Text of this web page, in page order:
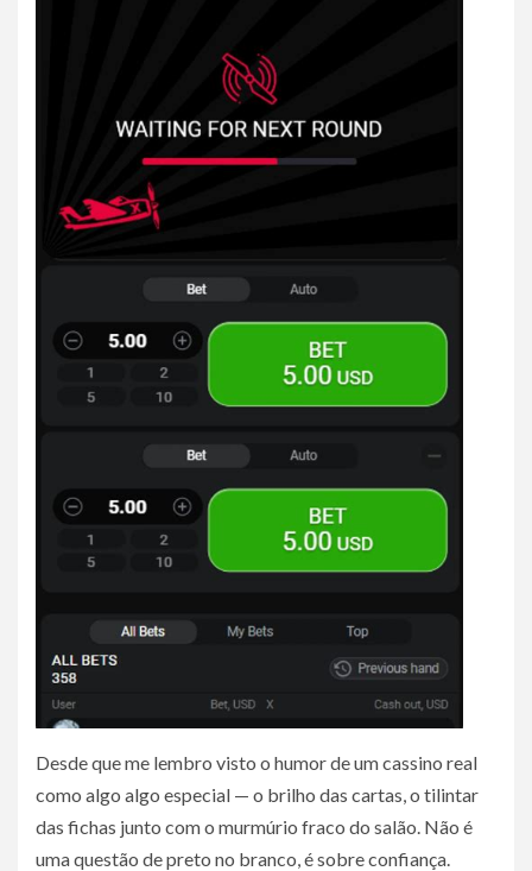
Desde que me lembro ​​visto o humor de um cassino real
como algo algo especial — o brilho das cartas, o tilintar
das fichas junto com o murmúrio fraco do salão. Não é
uma questão de preto no branco, é sobre confiança.